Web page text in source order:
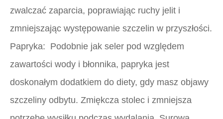
zwalczać zaparcia, poprawiając ruchy jelit i
zmniejszając występowanie szczelin w przyszłości.
Papryka: Podobnie jak seler pod względem
zawartości wody i błonnika, papryka jest
doskonałym dodatkiem do diety, gdy masz objawy
szczeliny odbytu. Zmiękcza stolec i zmniejsza